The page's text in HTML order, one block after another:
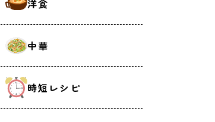
洋食
中華
時短レシピ